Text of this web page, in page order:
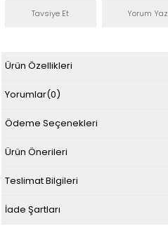
Tavsiye Et Yorum Yaz
Ürün Özellikleri
Yorumlar(0)
Ödeme Seçenekleri
Ürün Önerileri
Teslimat Bilgileri
İade Şartları